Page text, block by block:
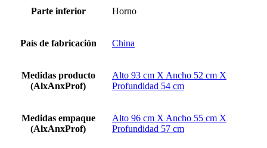
Parte inferior Horno
País de fabricación China
Medidas producto
(AlxAnxProf)
Alto 93 cm X Ancho 52 cm X
Profundidad 54 cm
Medidas empaque
(AlxAnxProf)
Alto 96 cm X Ancho 55 cm X
Profundidad 57 cm